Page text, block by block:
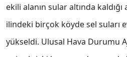
ekili alanın sular altında kaldığı
ilindeki birçok köyde sel suları
yükseldi. Ulusal Hava Durumu